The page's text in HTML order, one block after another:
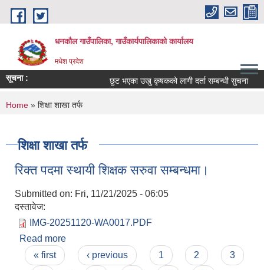
Skip to main content
धनकौल गाउँपालिका, गाउँकार्यपालिकाको कार्यालय
मधेश प्रदेश
सूचना : छुट भएका उखु कृषकको लागी दर्ता सम्बन्धी सुचना
You are here
Home » शिक्षा शाखा तर्फ
शिक्षा शाखा तर्फ
रिक्त पदमा स्थायी शिक्षक सरुवा सम्बन्धमा।
Submitted on: Fri, 11/21/2025 - 06:05
दस्तावेज:
IMG-20251120-WA0017.PDF
Read more
Pages
« first ‹ previous 1 2
3